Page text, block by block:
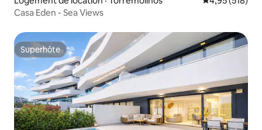
Casa Eden - Sea Views
Superhôte
Superhôte